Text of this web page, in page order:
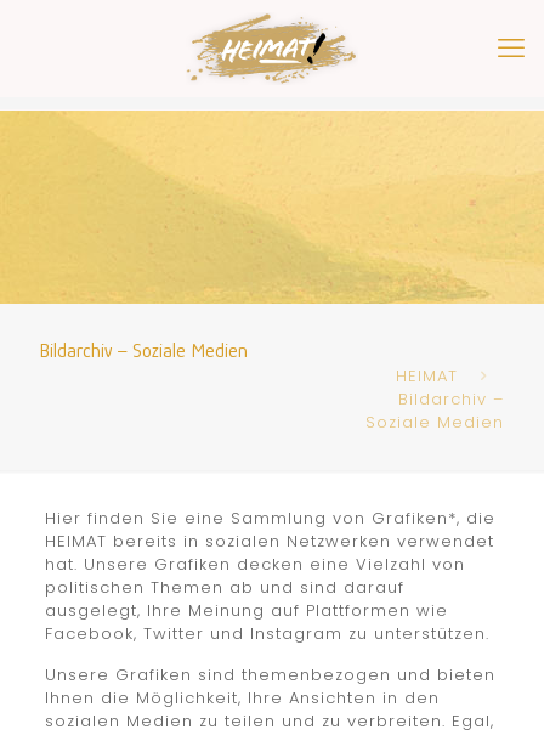
Bildarchiv – Soziale Medien
HEIMAT
Bildarchiv –
Soziale Medien
Hier finden Sie eine Sammlung von Grafiken*, die
HEIMAT bereits in sozialen Netzwerken verwendet
hat. Unsere Grafiken decken eine Vielzahl von
politischen Themen ab und sind darauf
ausgelegt, Ihre Meinung auf Plattformen wie
Facebook, Twitter und Instagram zu unterstützen.
Unsere Grafiken sind themenbezogen und bieten
Ihnen die Möglichkeit, Ihre Ansichten in den
sozialen Medien zu teilen und zu verbreiten. Egal,